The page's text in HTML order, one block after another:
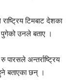
टिमबाट देशका
पुगेको उनले बताए ।
पारसले अन्तर्राष्ट्रिय
बताएका छन् ।